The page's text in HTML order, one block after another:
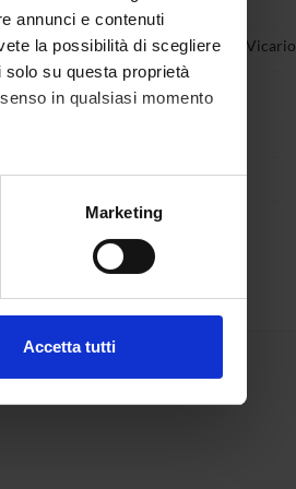
annunci e contenuti
la possibilità di scegliere
su questa proprietà
in qualsiasi momento
metro,Marketing
Accetta tutti
Tomaselli Coordinatore Vicario
Componente
Componente
Componente